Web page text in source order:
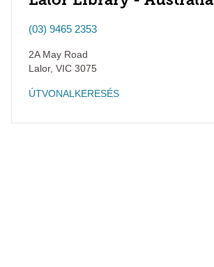
(03) 9465 2353
2A May Road
Lalor, VIC 3075
ÚTVONALKERESÉS